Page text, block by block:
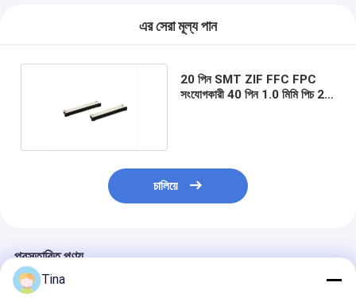
এর সেরা মূল্য পান
20 পিন SMT ZIF FFC FPC
সংযোগকারী 40 পিন 1.0 মিমি পিচ 2.0
চালিয়ে
প্রস্তাবিত পণ্য
Tina